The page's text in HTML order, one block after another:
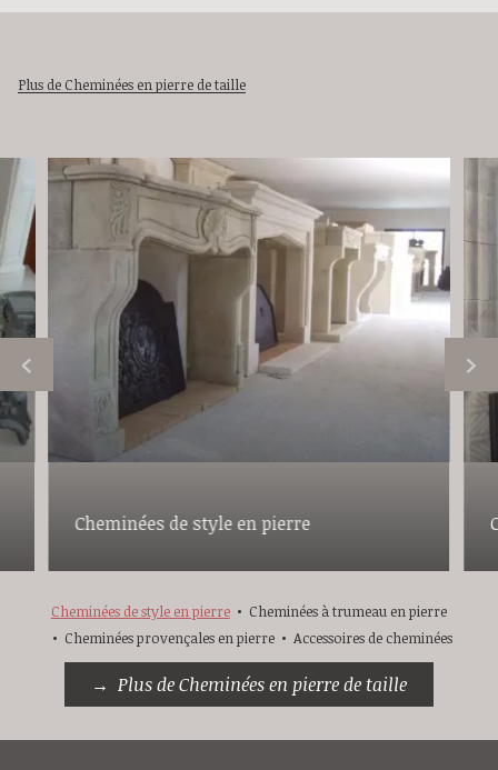
Plus de Cheminées en pierre de taille
Cheminées de style en pierre
Cheminées de style en pierre
Cheminées à trumeau en pierre
Cheminées provençales en pierre
Accessoires de cheminées
Plus de Cheminées en pierre de taille